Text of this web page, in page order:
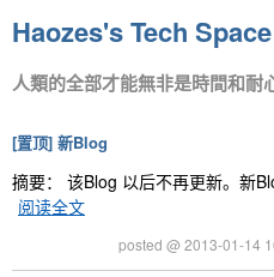
Haozes's Tech Space
人類的全部才能無非是時間和耐
[置顶] 新Blog
摘要： 该Blog 以后不再更新。新
阅读全文
posted @ 2013-01-14